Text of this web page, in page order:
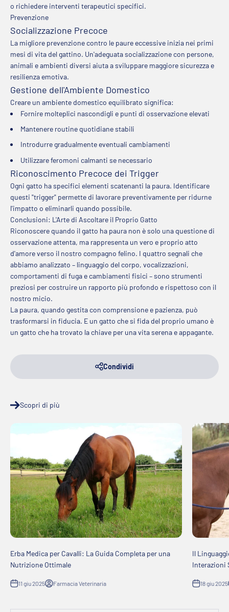
o richiedere interventi terapeutici specifici.
Prevenzione
Socializzazione Precoce
La migliore prevenzione contro le paure eccessive inizia nei primi
mesi di vita del gattino. Un'adeguata socializzazione con persone,
animali e ambienti diversi aiuta a sviluppare maggiore sicurezza e
resilienza emotiva.
Gestione dell'Ambiente Domestico
Creare un ambiente domestico equilibrato significa:
Fornire molteplici nascondigli e punti di osservazione elevati
Mantenere routine quotidiane stabili
Introdurre gradualmente eventuali cambiamenti
Utilizzare feromoni calmanti se necessario
Riconoscimento Precoce dei Trigger
Ogni gatto ha specifici elementi scatenanti la paura. Identificare
questi "trigger" permette di lavorare preventivamente per ridurne
l'impatto o eliminarli quando possibile.
Conclusioni: L'Arte di Ascoltare il Proprio Gatto
Riconoscere quando il gatto ha paura non è solo una questione di
osservazione attenta, ma rappresenta un vero e proprio atto
d'amore verso il nostro compagno felino. I quattro segnali che
abbiamo analizzato – linguaggio del corpo, vocalizzazioni,
comportamenti di fuga e cambiamenti fisici – sono strumenti
preziosi per costruire un rapporto più profondo e rispettoso con il
nostro micio.
La paura, quando gestita con comprensione e pazienza, può
trasformarsi in fiducia. E un gatto che si fida del proprio umano è
un gatto che ha trovato la chiave per una vita serena e appagante.
Condividi
Scopri di più
Erba Medica per Cavalli: La Guida Completa per una
Nutrizione Ottimale
11 giu 2025 Farmacia Veterinaria
Il
Interazioni
18 giu 2025